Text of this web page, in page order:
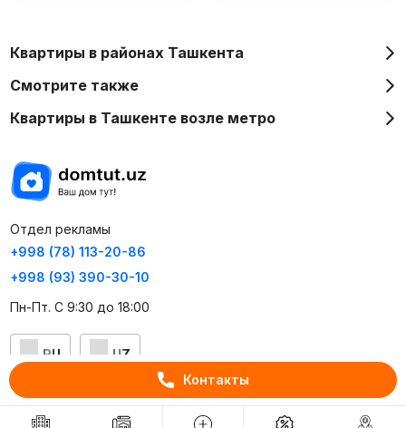
Контакты
Квартиры в районах Ташкента
Смотрите также
Квартиры в Ташкенте возле метро
Отдел рекламы
+998 (78) 113-20-86
+998 (93) 390-30-10
Пн-Пт. С 9:30 до 18:00
RU UZ
Контакты